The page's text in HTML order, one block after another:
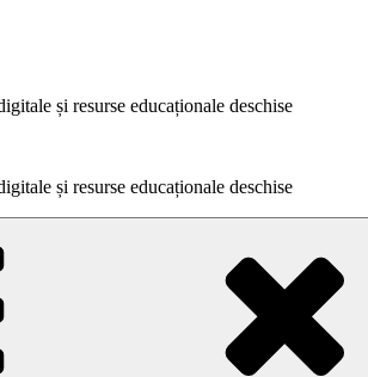
și resurse educaționale deschise
și resurse educaționale deschise